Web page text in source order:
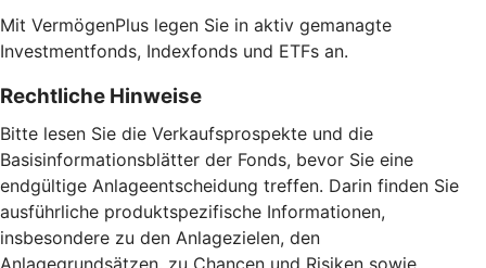
Mit VermögenPlus legen Sie in aktiv gemanagte
Investmentfonds, Indexfonds und ETFs an.
Rechtliche Hinweise
Bitte lesen Sie die Verkaufsprospekte und die
Basisinformationsblätter der Fonds, bevor Sie eine
endgültige Anlageentscheidung treffen. Darin finden Sie
ausführliche produktspezifische Informationen,
insbesondere zu den Anlagezielen, den
Anlagegrundsätzen, zu Chancen und Risiken sowie